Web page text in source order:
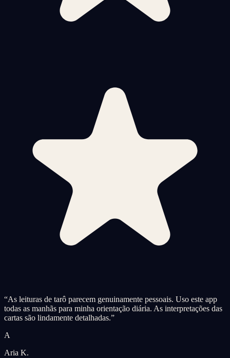
“As leituras de tarô parecem genuinamente pessoais. Uso este app
todas as manhãs para minha orientação diária. As interpretações das
cartas são lindamente detalhadas.”
A
Aria K.